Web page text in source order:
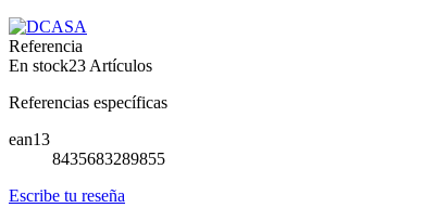
Referencia
En stock23 Artículos
Referencias específicas
ean13
8435683289855
Escribe tu reseña